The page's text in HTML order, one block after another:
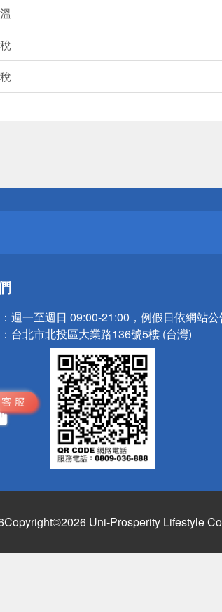
週一至週日 09:00-21:00，例假日依網站
台北市北投區大業路136號5樓 (台灣)
Copyright©2026 Uni-Prosperity Lifestyle